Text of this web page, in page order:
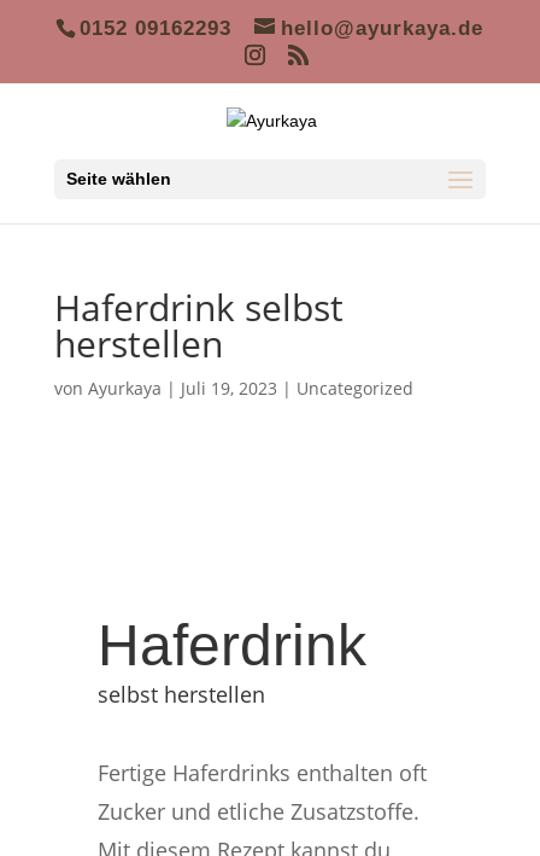
0152 09162293 hello@ayurkaya.de
Seite wählen
Haferdrink selbst
herstellen
von Ayurkaya | Juli 19, 2023 | Uncategorized
Haferdrink
selbst herstellen
Fertige Haferdrinks enthalten oft
Zucker und etliche Zusatzstoffe.
Mit diesem Rezept kannst du